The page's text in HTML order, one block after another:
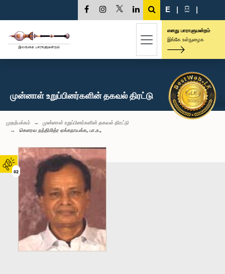
02
E | සි |
எனது பாராளுமன்றம்
இங்கே உள்நுழைக
முன்னாள் உறுப்பினர்களின் தகவல் திரட்டு
முதற்பக்கம்
முன்னாள் உறுப்பினர்களின் தகவல் திரட்டு
கெளரவ நந்திமித்ர ஏக்கநாயக்க, பா.உ.,